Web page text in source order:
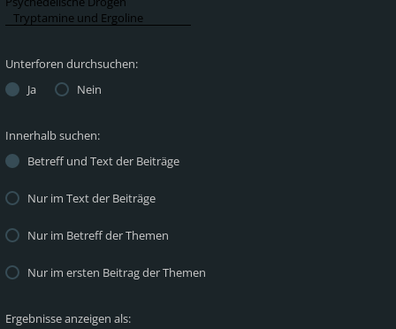
Unterforen durchsuchen:
Ja
Nein
Innerhalb suchen:
Betreff und Text der Beiträge
Nur im Text der Beiträge
Nur im Betreff der Themen
Nur im ersten Beitrag der Themen
Ergebnisse anzeigen als: